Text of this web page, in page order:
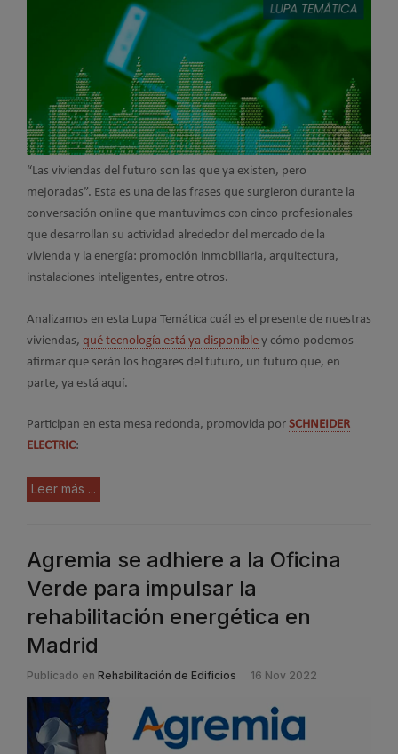
“Las viviendas del futuro son las que ya existen, pero
mejoradas”. Esta es una de las frases que surgieron durante la
conversación online que mantuvimos con cinco profesionales
que desarrollan su actividad alrededor del mercado de la
vivienda y la energía: promoción inmobiliaria, arquitectura,
instalaciones inteligentes, entre otros.
Analizamos en esta Lupa Temática cuál es el presente de nuestras
viviendas, qué tecnología está ya disponible y cómo podemos
afirmar que serán los hogares del futuro, un futuro que, en
parte, ya está aquí.
Participan en esta mesa redonda, promovida por SCHNEIDER
ELECTRIC:
Leer más ...
Agremia se adhiere a la Oficina
Verde para impulsar la
rehabilitación energética en
Madrid
Publicado en Rehabilitación de Edificios 16 Nov 2022